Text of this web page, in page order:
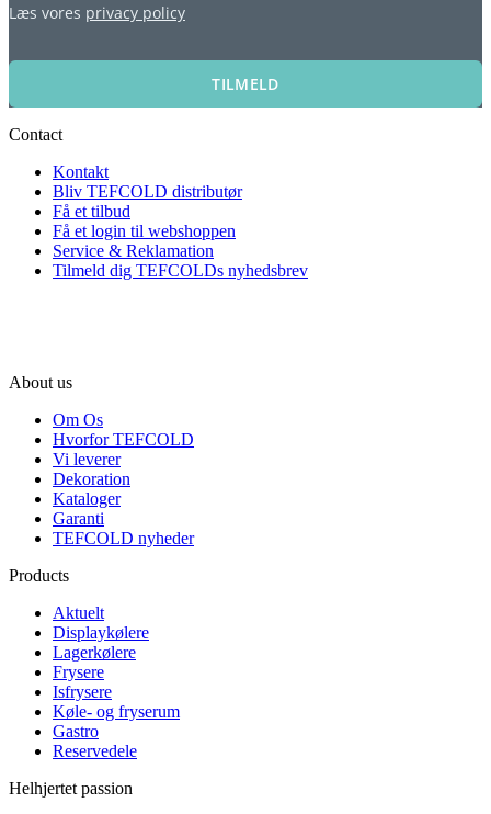
Læs vores privacy policy
TILMELD
Contact
Kontakt
Bliv TEFCOLD distributør
Få et tilbud
Få et login til webshoppen
Service & Reklamation
Tilmeld dig TEFCOLDs nyhedsbrev
About us
Om Os
Hvorfor TEFCOLD
Vi leverer
Dekoration
Kataloger
Garanti
TEFCOLD nyheder
Products
Aktuelt
Displaykølere
Lagerkølere
Frysere
Isfrysere
Køle- og fryserum
Gastro
Reservedele
Helhjertet passion